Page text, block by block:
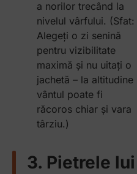
a norilor trecând la
nivelul vârfului. (Sfat:
Alegeți o zi senină
pentru vizibilitate
maximă și nu uitați o
jachetă – la altitudine
vântul poate fi
răcoros chiar și vara
târziu.)
3. Pietrele lui